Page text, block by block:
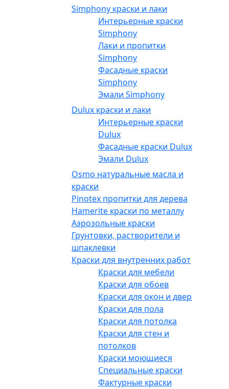
Simphony краски и лаки
Интерьерные краски
Simphony
Лаки и пропитки
Simphony
Фасадные краски
Simphony
Эмали Simphony
Dulux краски и лаки
Интерьерные краски
Dulux
Фасадные краски Dulux
Эмали Dulux
Osmo натуральные масла и
краски
Pinotex пропитки для дерева
Hamerite краски по металлу
Аэрозольные краски
Грунтовки, растворители и
шпаклевки
Краски для внутренних работ
Краски для мебели
Краски для обоев
Краски для окон и дверей
Краски для пола
Краски для потолка
Краски для стен и
потолков
Краски моющиеся
Специальные краски
Фактурные краски